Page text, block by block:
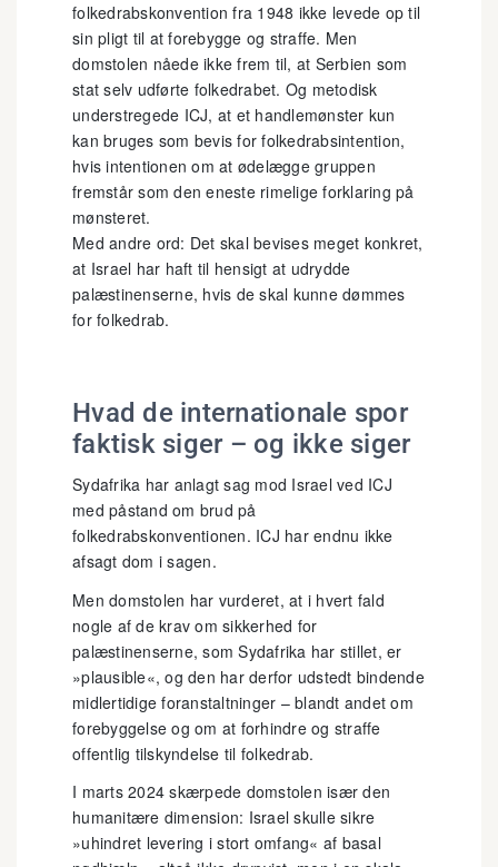
folkedrabskonvention fra 1948 ikke levede op til
sin pligt til at forebygge og straffe. Men
domstolen nåede ikke frem til, at Serbien som
stat selv udførte folkedrabet. Og metodisk
understregede ICJ, at et handlemønster kun
kan bruges som bevis for folkedrabsintention,
hvis intentionen om at ødelægge gruppen
fremstår som den eneste rimelige forklaring på
mønsteret.
Med andre ord: Det skal bevises meget konkret,
at Israel har haft til hensigt at udrydde
palæstinenserne, hvis de skal kunne dømmes
for folkedrab.
Hvad de internationale spor
faktisk siger – og ikke siger
Sydafrika har anlagt sag mod Israel ved ICJ
med påstand om brud på
folkedrabskonventionen. ICJ har endnu ikke
afsagt dom i sagen.
Men domstolen har vurderet, at i hvert fald
nogle af de krav om sikkerhed for
palæstinenserne, som Sydafrika har stillet, er
»plausible«, og den har derfor udstedt bindende
midlertidige foranstaltninger – blandt andet om
forebyggelse og om at forhindre og straffe
offentlig tilskyndelse til folkedrab.
I marts 2024 skærpede domstolen især den
humanitære dimension: Israel skulle sikre
»uhindret levering i stort omfang« af basal